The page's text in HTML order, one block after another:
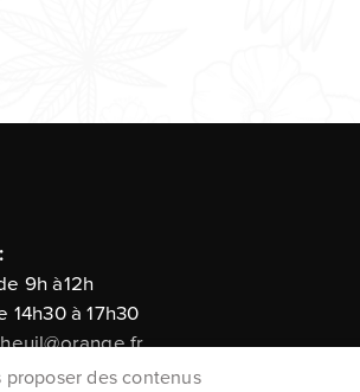
9h à12h
à 17h30
des contenus